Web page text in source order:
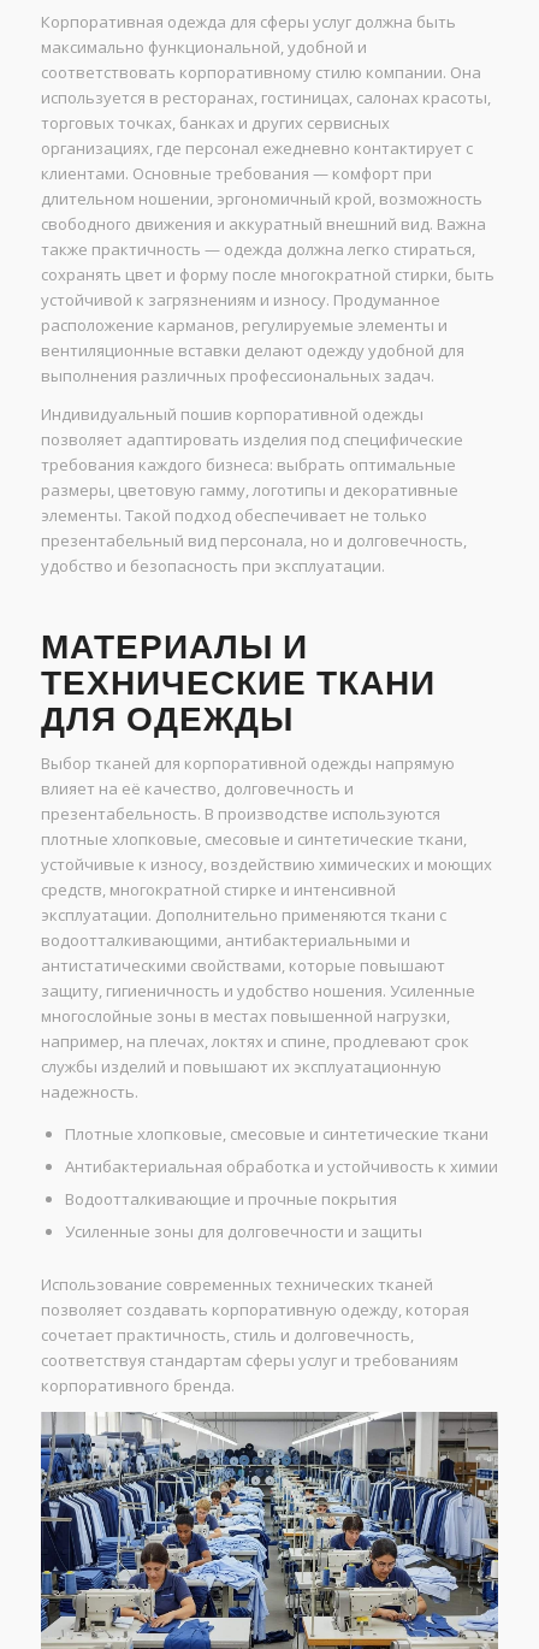
Корпоративная одежда для сферы услуг должна быть
максимально функциональной, удобной и
соответствовать корпоративному стилю компании. Она
используется в ресторанах, гостиницах, салонах красоты,
торговых точках, банках и других сервисных
организациях, где персонал ежедневно контактирует с
клиентами. Основные требования — комфорт при
длительном ношении, эргономичный крой, возможность
свободного движения и аккуратный внешний вид. Важна
также практичность — одежда должна легко стираться,
сохранять цвет и форму после многократной стирки, быть
устойчивой к загрязнениям и износу. Продуманное
расположение карманов, регулируемые элементы и
вентиляционные вставки делают одежду удобной для
выполнения различных профессиональных задач.
Индивидуальный пошив корпоративной одежды
позволяет адаптировать изделия под специфические
требования каждого бизнеса: выбрать оптимальные
размеры, цветовую гамму, логотипы и декоративные
элементы. Такой подход обеспечивает не только
презентабельный вид персонала, но и долговечность,
удобство и безопасность при эксплуатации.
МАТЕРИАЛЫ И
ТЕХНИЧЕСКИЕ ТКАНИ
ДЛЯ ОДЕЖДЫ
Выбор тканей для корпоративной одежды напрямую
влияет на её качество, долговечность и
презентабельность. В производстве используются
плотные хлопковые, смесовые и синтетические ткани,
устойчивые к износу, воздействию химических и моющих
средств, многократной стирке и интенсивной
эксплуатации. Дополнительно применяются ткани с
водоотталкивающими, антибактериальными и
антистатическими свойствами, которые повышают
защиту, гигиеничность и удобство ношения. Усиленные
многослойные зоны в местах повышенной нагрузки,
например, на плечах, локтях и спине, продлевают срок
службы изделий и повышают их эксплуатационную
надежность.
Плотные хлопковые, смесовые и синтетические ткани
Антибактериальная обработка и устойчивость к химии
Водоотталкивающие и прочные покрытия
Усиленные зоны для долговечности и защиты
Использование современных технических тканей
позволяет создавать корпоративную одежду, которая
сочетает практичность, стиль и долговечность,
соответствуя стандартам сферы услуг и требованиям
корпоративного бренда.